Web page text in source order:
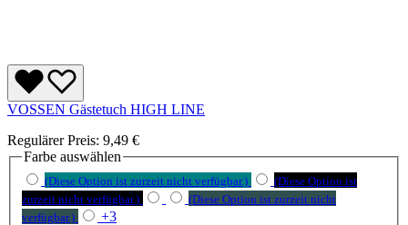
VOSSEN Gästetuch HIGH LINE
Regulärer Preis: 9,49 €
Farbe auswählen
(Diese Option ist zurzeit nicht verfügbar.)
(Diese Option ist
zurzeit nicht verfügbar.)
(Diese Option ist zurzeit nicht
verfügbar.)
+3